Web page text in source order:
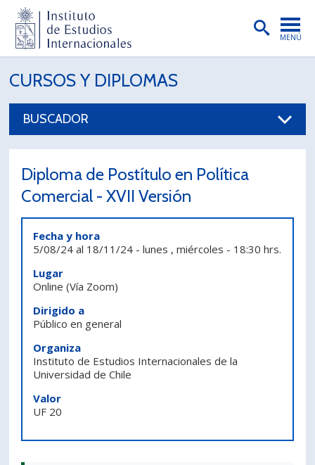
MENÚ
PORTADA
INSTITUTO
INVESTIGACIÓN
EXTENSIÓN
PUBLICACIONES
Postulantes Académicos
CURSOS Y DIPLOMAS
BUSCADOR
Diploma de Postítulo en Política
Comercial - XVII Versión
Fecha y hora
5/08/24 al 18/11/24 -lunes , miércoles - 18:30 hrs.
Lugar
Online (Vía Zoom)
Dirigido a
Público en general
Organiza
Instituto de Estudios Internacionales de la
Universidad de Chile
Valor
UF 20